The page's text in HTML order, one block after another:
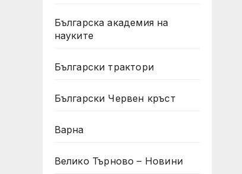
Българска академия на
науките
Български трактори
Български Червен кръст
Варна
Велико Търново – Новини